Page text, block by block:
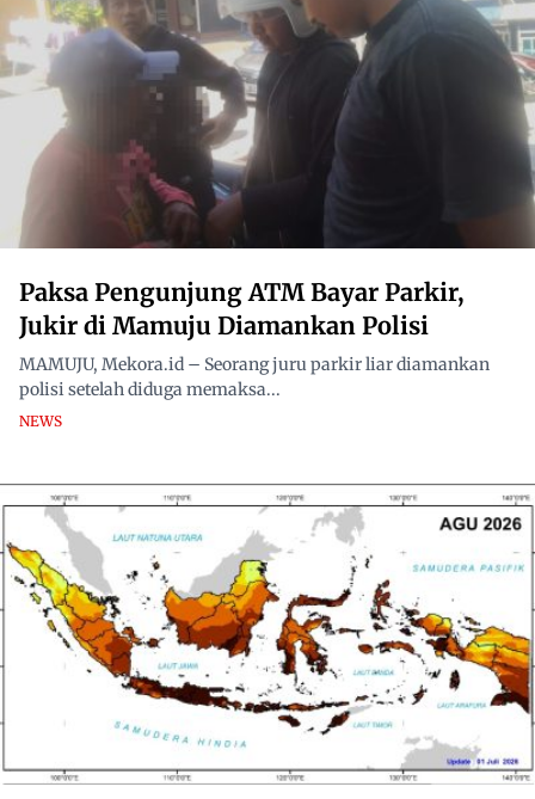
Paksa Pengunjung ATM Bayar Parkir,
Jukir di Mamuju Diamankan Polisi
MAMUJU, Mekora.id – Seorang juru parkir liar diamankan
polisi setelah diduga memaksa...
NEWS